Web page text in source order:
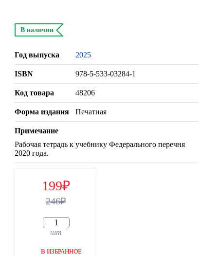
В наличии
Год выпуска 2025
ISBN 978-5-533-03284-1
Код товара 48206
Форма издания Печатная
Примечание
Рабочая тетрадь к учебнику Федерального перечня
2020 года.
199
246
шт
В ИЗБРАННОЕ